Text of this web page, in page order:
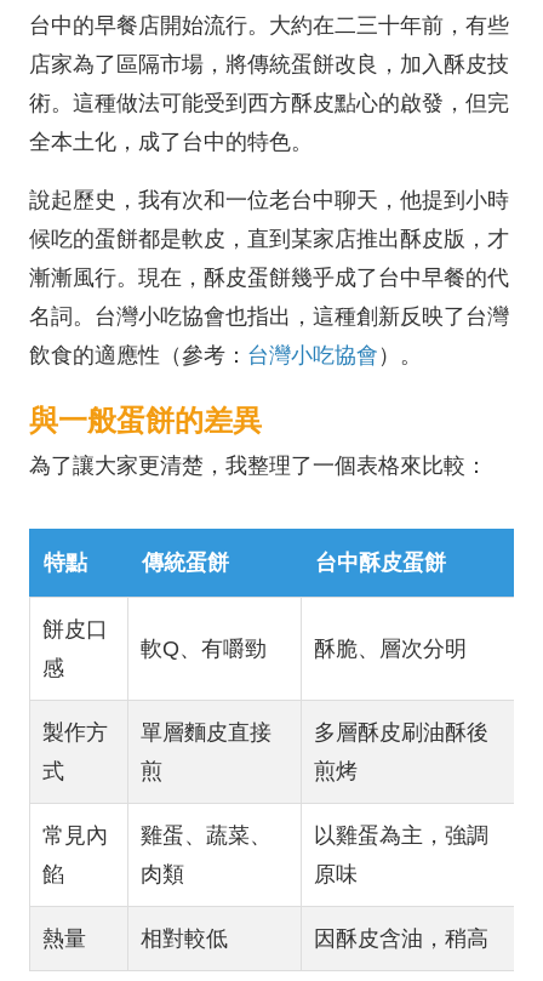
台中的早餐店開始流行。大約在二三十年前，有些
店家為了區隔市場，將傳統蛋餅改良，加入酥皮技
術。這種做法可能受到西方酥皮點心的啟發，但完
全本土化，成了台中的特色。
說起歷史，我有次和一位老台中聊天，他提到小時
候吃的蛋餅都是軟皮，直到某家店推出酥皮版，才
漸漸風行。現在，酥皮蛋餅幾乎成了台中早餐的代
名詞。台灣小吃協會也指出，這種創新反映了台灣
飲食的適應性（參考： 台灣小吃協會 ）。
與一般蛋餅的差異
為了讓大家更清楚，我整理了一個表格來比較：
特點 傳統蛋餅 台中酥皮蛋餅
餅皮口
感
軟Q、有嚼勁 酥脆、層次分明
製作方
式
單層麵皮直接
煎
多層酥皮刷油酥後
煎烤
常見內
餡
雞蛋、蔬菜、
肉類
以雞蛋為主，強調
原味
熱量 相對較低 因酥皮含油，稍高